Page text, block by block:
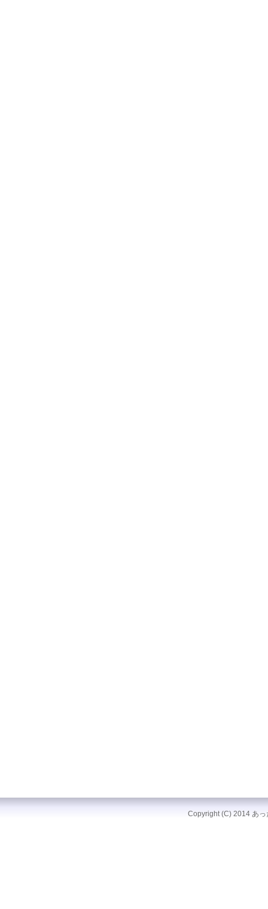
Copyright (C) 2014 あ